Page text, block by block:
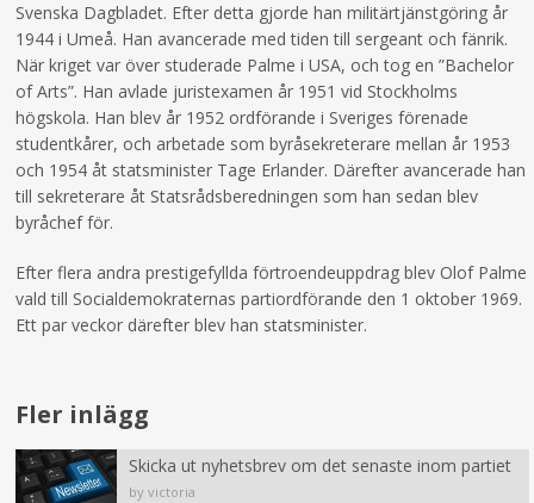
Svenska Dagbladet. Efter detta gjorde han militärtjänstgöring år
1944 i Umeå. Han avancerade med tiden till sergeant och fänrik.
När kriget var över studerade Palme i USA, och tog en ”Bachelor
of Arts”. Han avlade juristexamen år 1951 vid Stockholms
högskola. Han blev år 1952 ordförande i Sveriges förenade
studentkårer, och arbetade som byråsekreterare mellan år 1953
och 1954 åt statsminister Tage Erlander. Därefter avancerade han
till sekreterare åt Statsrådsberedningen som han sedan blev
byråchef för.
Efter flera andra prestigefyllda förtroendeuppdrag blev Olof Palme
vald till Socialdemokraternas partiordförande den 1 oktober 1969.
Ett par veckor därefter blev han statsminister.
Fler inlägg
Skicka ut nyhetsbrev om det senaste inom partiet
by victoria